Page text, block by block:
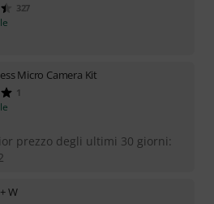
327
Micro Camera Kit
1
prezzo degli ultimi 30 giorni:
W